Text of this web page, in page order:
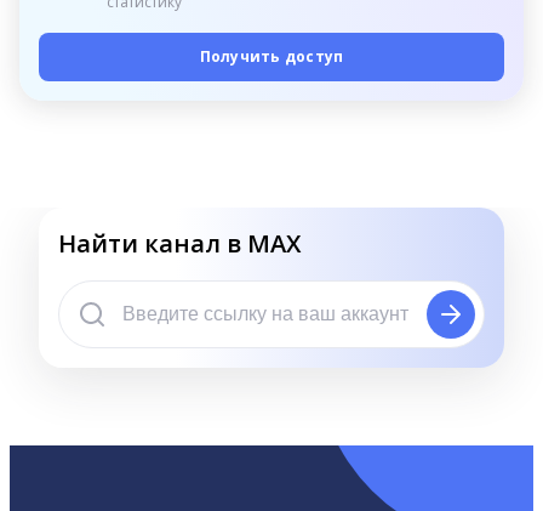
Получить доступ
Найти канал в MAX